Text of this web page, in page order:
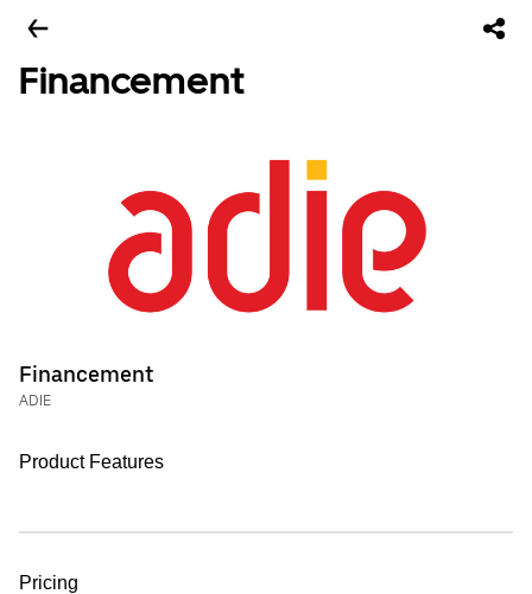
Financement
Financement
ADIE
Product Features
Pricing